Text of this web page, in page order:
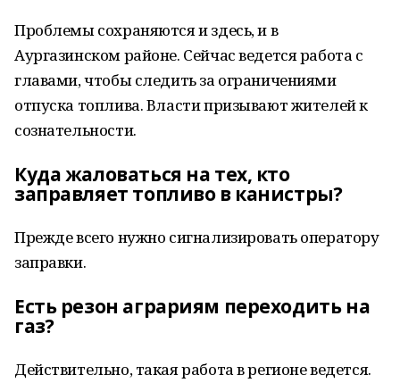
Проблемы сохраняются и здесь, и в
Аургазинском районе. Сейчас ведется работа с
главами, чтобы следить за ограничениями
отпуска топлива. Власти призывают жителей к
сознательности.
Куда жаловаться на тех, кто
заправляет топливо в канистры?
Прежде всего нужно сигнализировать оператору
заправки.
Есть резон аграриям переходить на
газ?
Действительно, такая работа в регионе ведется.